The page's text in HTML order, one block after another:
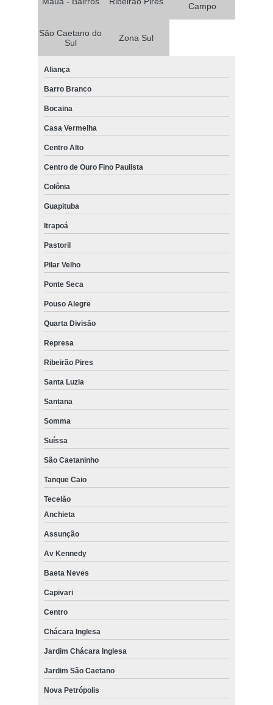
Campo
São Caetano do
Sul
Zona Sul
Aliança
Barro Branco
Bocaina
Casa Vermelha
Centro Alto
Centro de Ouro Fino Paulista
Colônia
Guapituba
Itrapoá
Pastoril
Pilar Velho
Ponte Seca
Pouso Alegre
Quarta Divisão
Represa
Ribeirão Pires
Santa Luzia
Santana
Somma
Suíssa
São Caetaninho
Tanque Caio
Tecelão
Anchieta
Assunção
Av Kennedy
Baeta Neves
Capivari
Centro
Chácara Inglesa
Jardim Chácara Inglesa
Jardim São Caetano
Nova Petrópolis